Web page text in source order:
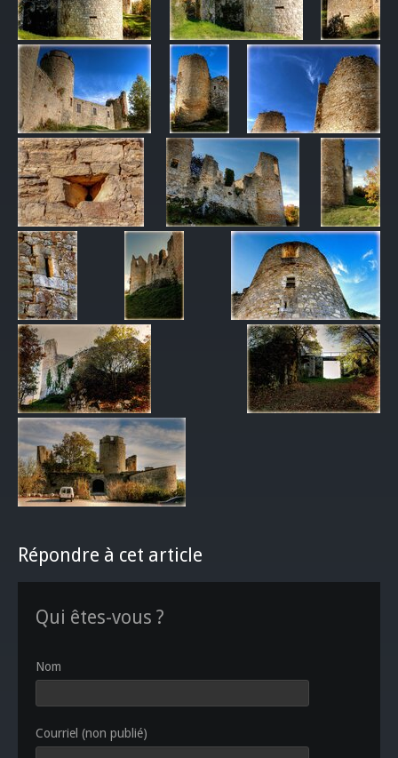
Répondre à cet article
Qui êtes-vous ?
Nom
Courriel (non publié)